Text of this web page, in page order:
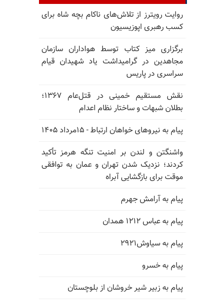
روایت رویترز از تلاش‌های ناکام بچه شاه برای
کسب رهبری اپوزیسیون
برگزاری میز کتاب توسط هواداران سازمان
مجاهدین در گرامیداشت یاد شهیدان قیام
سراسری در پاریس
نقش مستقیم خمینی در قتل‌عام ۱۳۶۷؛
بطلان شبهات و ساختار نظام اعدام
پیام به نیروهای خواهان ارتباط - ۱۵مرداد ۱۴۰۵
واشنگتن و لندن بر امنیت تنگه هرمز تأکید
کردند؛ نزدیک شدن تهران و عمان به توافقی
موقت برای بازگشایی آبراه
پیام به آرامش جهرم
پیام به عباس ۱۲۱۲ همدان
پیام به سیاوش۲۹۲۱
پیام به خسرو
پیام به زبیر شیر خروشان از بلوچستان